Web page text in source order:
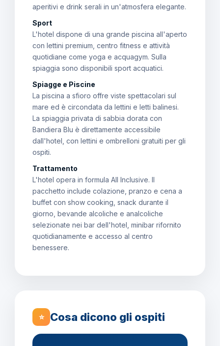
aperitivi e drink serali in un'atmosfera elegante.
Sport
L'hotel dispone di una grande piscina all'aperto
con lettini premium, centro fitness e attività
quotidiane come yoga e acquagym. Sulla
spiaggia sono disponibili sport acquatici.
Spiagge e Piscine
La piscina a sfioro offre viste spettacolari sul
mare ed è circondata da lettini e letti balinesi.
La spiaggia privata di sabbia dorata con
Bandiera Blu è direttamente accessibile
dall'hotel, con lettini e ombrelloni gratuiti per gli
ospiti.
Trattamento
L'hotel opera in formula All Inclusive. Il
pacchetto include colazione, pranzo e cena a
buffet con show cooking, snack durante il
giorno, bevande alcoliche e analcoliche
selezionate nei bar dell'hotel, minibar rifornito
quotidianamente e accesso al centro
benessere.
⭐ Cosa dicono gli ospiti